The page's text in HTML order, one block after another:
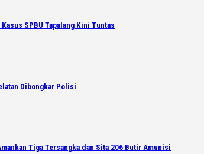
SPBU Tapalang Kini Tuntas
Dibongkar Polisi
Tiga Tersangka dan Sita 206 Butir Amunisi